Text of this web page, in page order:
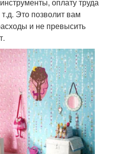
Это позволит вам
и не превысить